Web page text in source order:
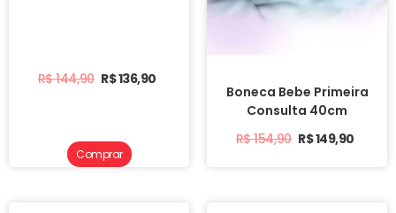
R$144,90 R$136,90
Boneca Bebe Primeira
Consulta 40cm
R$154,90 R$149,90
Comprar